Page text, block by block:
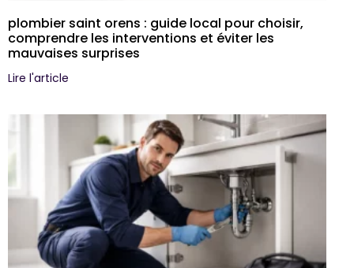
plombier saint orens : guide local pour choisir,
comprendre les interventions et éviter les
mauvaises surprises
Lire l'article